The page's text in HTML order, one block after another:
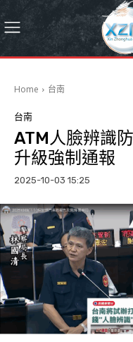
Home 台南
台南
ATM人臉辨識
升級強制通報
2025-10-03 15:25